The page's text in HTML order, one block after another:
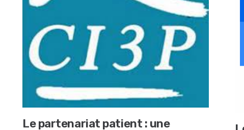
Le partenariat patient : une